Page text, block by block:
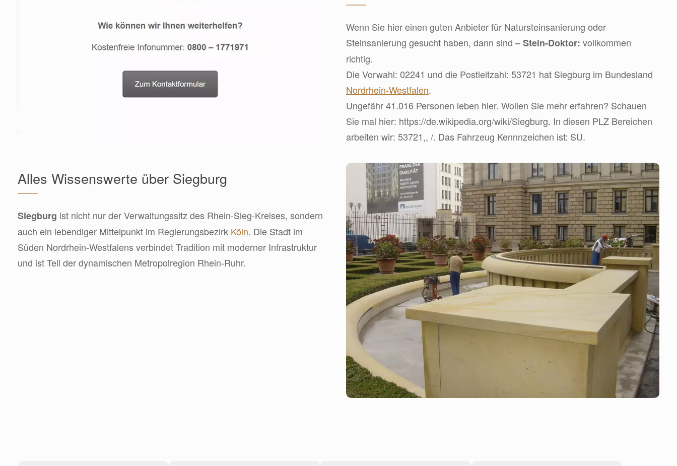
Wenn Sie hier einen guten Anbieter für Natursteinsanierung oder
Steinsanierung gesucht haben, dann sind– Stein-Doktor: vollkommen
richtig.
Die Vorwahl: 02241 und die Postleitzahl: 53721 hat Siegburg im Bundesland
Nordrhein-Westfalen.
Ungefähr 41.016 Personen leben hier. Wollen Sie mehr erfahren? Schauen
Sie mal hier: https://de.wikipedia.org/wiki/Siegburg. In diesen PLZ Bereichen
arbeiten wir: 53721,, /. Das Fahrzeug Kennnzeichen ist: SU.
Alles Wissenswerte über Siegburg
Siegburg ist nicht nur der Verwaltungssitz des Rhein-Sieg-Kreises, sondern
auch ein lebendiger Mittelpunkt im Regierungsbezirk Köln. Die Stadt im
Süden Nordrhein-Westfalens verbindet Tradition mit moderner Infrastruktur
und ist Teil der dynamischen Metropolregion Rhein-Ruhr.